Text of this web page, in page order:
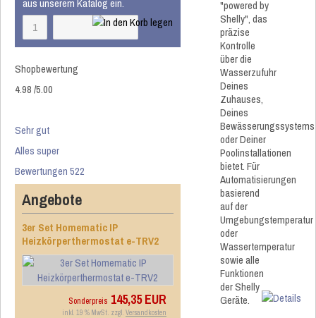
aus unserem Katalog ein.
Shopbewertung
4.98/5.00
Sehr gut
Alles super
Bewertungen 522
Angebote
3er Set Homematic IP
Heizkörperthermostat e-TRV2
Sonderpreis 145,35 EUR
inkl. 19 % MwSt. zzgl. Versandkosten
"powered by
Shelly", das
präzise
Kontrolle
über die
Wasserzufuhr
Deines
Zuhauses,
Deines
Bewässerungssystems
oder Deiner
Poolinstallationen
bietet. Für
Automatisierungen
basierend
auf der
Umgebungstemperatur
oder
Wassertemperatur
sowie alle
Funktionen
der Shelly
Geräte.